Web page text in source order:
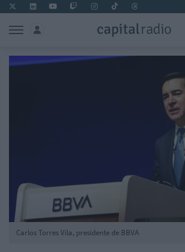
Carlos Torres Vila, presidente de BBVA